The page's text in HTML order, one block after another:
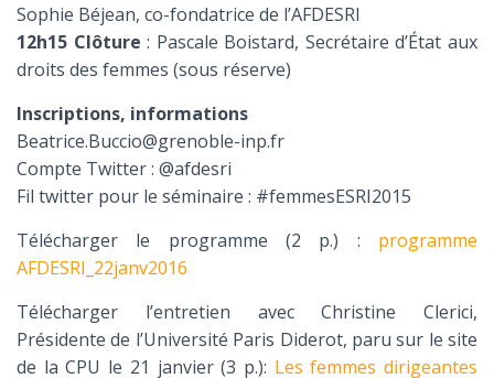
Sophie Béjean, co-fondatrice de l’AFDESRI
12h15 Clôture : Pascale Boistard, Secrétaire d’État aux
droits des femmes (sous réserve)
Inscriptions, informations
Beatrice.Buccio@grenoble-inp.fr
Compte Twitter : @afdesri
Fil twitter pour le séminaire : #femmesESRI2015
Télécharger le programme (2 p.) : programme
AFDESRI_22janv2016
Télécharger l’entretien avec Christine Clerici,
Présidente de l’Université Paris Diderot, paru sur le site
de la CPU le 21 janvier (3 p.): Les femmes dirigeantes